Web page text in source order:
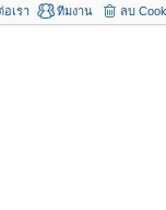
ลบ
ทีมงาน
เรา